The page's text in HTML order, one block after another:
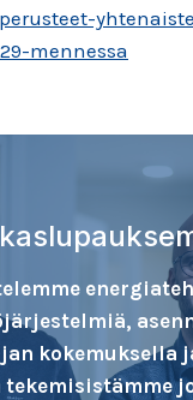
mennessa
kokemuksella
tekemisistämme